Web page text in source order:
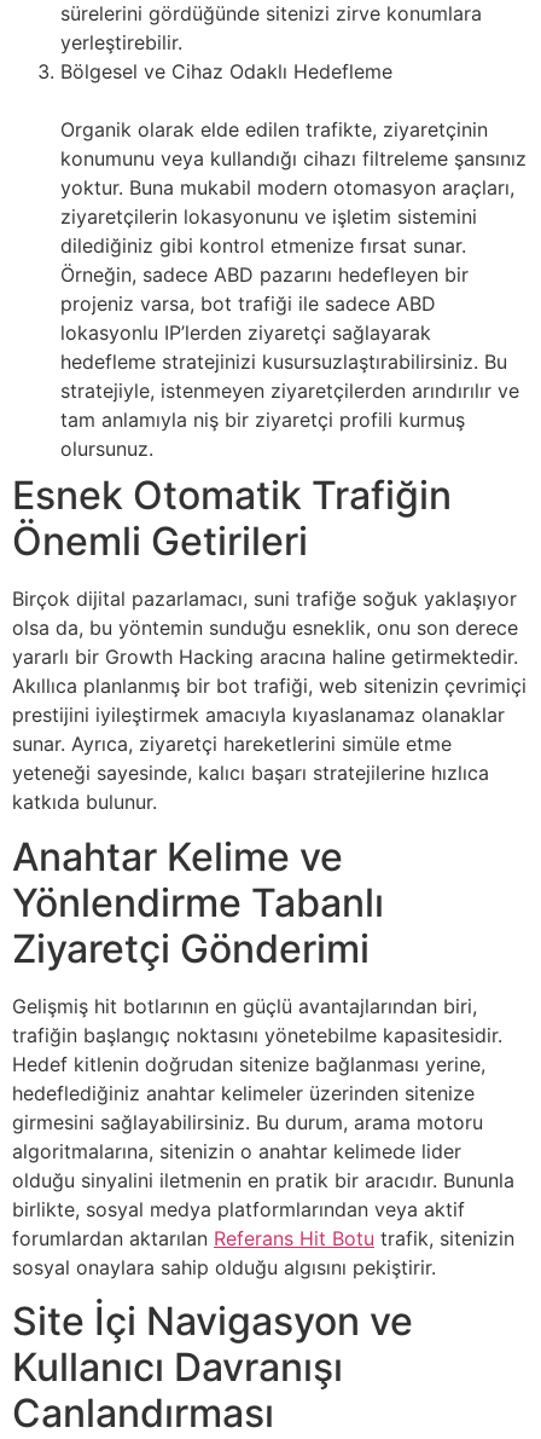
sürelerini gördüğünde sitenizi zirve konumlara
yerleştirebilir.
Bölgesel ve Cihaz Odaklı Hedefleme
Organik olarak elde edilen trafikte, ziyaretçinin
konumunu veya kullandığı cihazı filtreleme şansınız
yoktur. Buna mukabil modern otomasyon araçları,
ziyaretçilerin lokasyonunu ve işletim sistemini
dilediğiniz gibi kontrol etmenize fırsat sunar.
Örneğin, sadece ABD pazarını hedefleyen bir
projeniz varsa, bot trafiği ile sadece ABD
lokasyonlu IP’lerden ziyaretçi sağlayarak
hedefleme stratejinizi kusursuzlaştırabilirsiniz. Bu
stratejiyle, istenmeyen ziyaretçilerden arındırılır ve
tam anlamıyla niş bir ziyaretçi profili kurmuş
olursunuz.
Esnek Otomatik Trafiğin
Önemli Getirileri
Birçok dijital pazarlamacı, suni trafiğe soğuk yaklaşıyor
olsa da, bu yöntemin sunduğu esneklik, onu son derece
yararlı bir Growth Hacking aracına haline getirmektedir.
Akıllıca planlanmış bir bot trafiği, web sitenizin çevrimiçi
prestijini iyileştirmek amacıyla kıyaslanamaz olanaklar
sunar. Ayrıca, ziyaretçi hareketlerini simüle etme
yeteneği sayesinde, kalıcı başarı stratejilerine hızlıca
katkıda bulunur.
Anahtar Kelime ve
Yönlendirme Tabanlı
Ziyaretçi Gönderimi
Gelişmiş hit botlarının en güçlü avantajlarından biri,
trafiğin başlangıç noktasını yönetebilme kapasitesidir.
Hedef kitlenin doğrudan sitenize bağlanması yerine,
hedeflediğiniz anahtar kelimeler üzerinden sitenize
girmesini sağlayabilirsiniz. Bu durum, arama motoru
algoritmalarına, sitenizin o anahtar kelimede lider
olduğu sinyalini iletmenin en pratik bir aracıdır. Bununla
birlikte, sosyal medya platformlarından veya aktif
forumlardan aktarılan Referans Hit Botu trafik, sitenizin
sosyal onaylara sahip olduğu algısını pekiştirir.
Site İçi Navigasyon ve
Kullanıcı Davranışı
Canlandırması